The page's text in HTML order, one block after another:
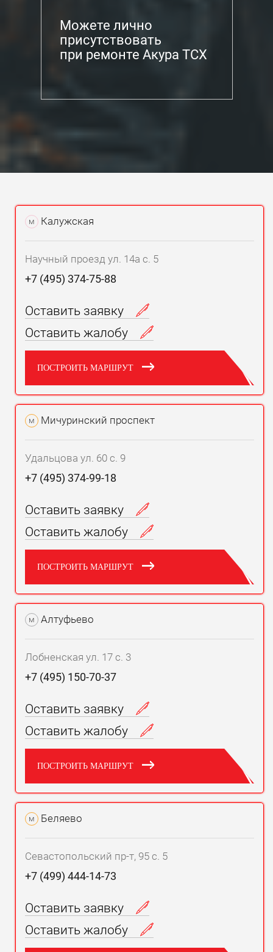
Можете лично
присутствовать
при ремонте Акура ТСХ
м Калужская
Научный проезд ул. 14а с. 5
+7 (495) 374-75-88
Оставить заявку
Оставить жалобу
ПОСТРОИТЬ МАРШРУТ
м Мичуринский проспект
Удальцова ул. 60 с. 9
+7 (495) 374-99-18
Оставить заявку
Оставить жалобу
ПОСТРОИТЬ МАРШРУТ
м Алтуфьево
Лобненская ул. 17 с. 3
+7 (495) 150-70-37
Оставить заявку
Оставить жалобу
ПОСТРОИТЬ МАРШРУТ
м Беляево
Севастопольский пр-т, 95 с. 5
+7 (499) 444-14-73
Оставить заявку
Оставить жалобу